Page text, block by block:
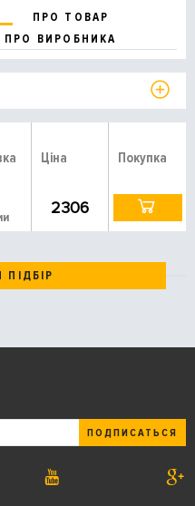
ПРО ТОВАР
ПРО ВИРОБНИКА
Ціна Покупка
2306
ПОДПИСАТЬСЯ